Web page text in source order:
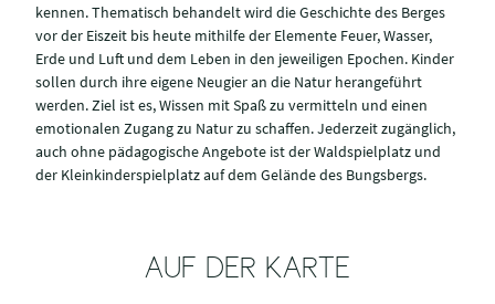
kennen. Thematisch behandelt wird die Geschichte des Berges
vor der Eiszeit bis heute mithilfe der Elemente Feuer, Wasser,
Erde und Luft und dem Leben in den jeweiligen Epochen. Kinder
sollen durch ihre eigene Neugier an die Natur herangeführt
werden. Ziel ist es, Wissen mit Spaß zu vermitteln und einen
emotionalen Zugang zu Natur zu schaffen. Jederzeit zugänglich,
auch ohne pädagogische Angebote ist der Waldspielplatz und
der Kleinkinderspielplatz auf dem Gelände des Bungsbergs.
AUF DER KARTE